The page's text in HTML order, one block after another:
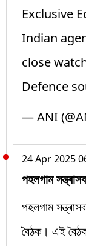
Exclusive
Indian
close
Defence
— ANI
24 Apr 2025
পহলগাম
পহলগাম
বৈঠক। এই